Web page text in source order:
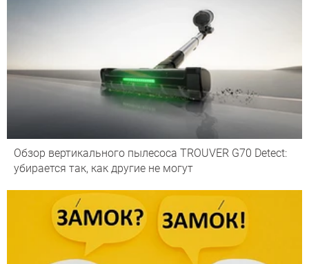
Обзор вертикального пылесоса TROUVER G70 Detect:
убирается так, как другие не могут